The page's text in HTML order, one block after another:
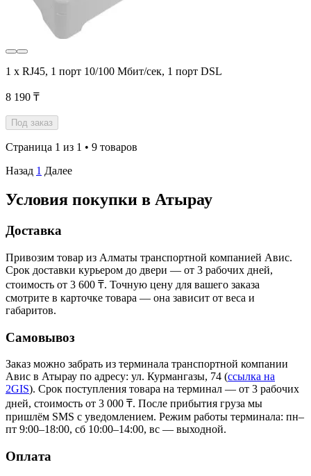
1 x RJ45, 1 порт 10/100 Мбит/сек, 1 порт DSL
8 190 ₸
Под заказ
Страница 1 из 1 • 9 товаров
Назад 1 Далее
Условия покупки в Атырау
Доставка
Привозим товар из Алматы транспортной компанией Авис.
Срок доставки курьером до двери — от 3 рабочих дней,
стоимость от 3 600 ₸. Точную цену для вашего заказа
смотрите в карточке товара — она зависит от веса и
габаритов.
Самовывоз
Заказ можно забрать из терминала транспортной компании
Авис в Атырау по адресу: ул. Курмангазы, 74 (ссылка на
2GIS). Срок поступления товара на терминал — от 3 рабочих
дней, стоимость от 3 000 ₸. После прибытия груза мы
пришлём SMS с уведомлением. Режим работы терминала: пн–
пт 9:00–18:00, сб 10:00–14:00, вс — выходной.
Оплата